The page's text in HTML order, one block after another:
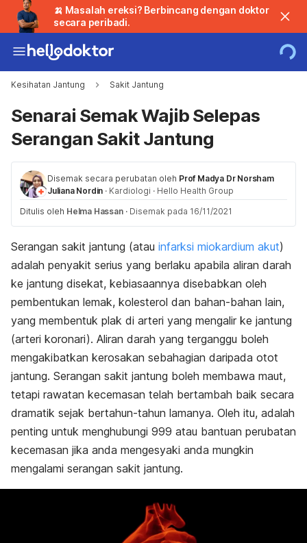
🍌 Masalah ereksi? Berbincang dengan doktor
secara peribadi.
Kesihatan Jantung Sakit Jantung
Senarai Semak Wajib Selepas
Serangan Sakit Jantung
Disemak secara perubatan oleh Prof Madya Dr Norsham
Juliana Nordin · Kardiologi · Hello Health Group
Ditulis oleh Helma Hassan · Disemak pada 16/11/2021
Serangan sakit jantung (atau infarksi miokardium akut)
adalah penyakit serius yang berlaku apabila aliran darah
ke jantung disekat, kebiasaannya disebabkan oleh
pembentukan lemak, kolesterol dan bahan-bahan lain,
yang membentuk plak di arteri yang mengalir ke jantung
(arteri koronari). Aliran darah yang terganggu boleh
mengakibatkan kerosakan sebahagian daripada otot
jantung. Serangan sakit jantung boleh membawa maut,
tetapi rawatan kecemasan telah bertambah baik secara
dramatik sejak bertahun-tahun lamanya. Oleh itu, adalah
penting untuk menghubungi 999 atau bantuan perubatan
kecemasan jika anda mengesyaki anda mungkin
mengalami serangan sakit jantung.